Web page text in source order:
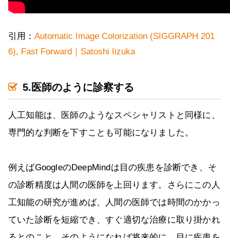
引用： Automatic Image Colorization (SIGGRAPH 201
6), Fast Forward｜Satoshi Iizuka
5.医師のように診察する
人工知能は、医師のようなスペシャリストと同様に、
専門的な判断を下すことも可能になりました。
例えばGoogleのDeepMindは目の疾患を診断でき、そ
の診断精度は人間の医師を上回ります。さらにこの人
工知能の研究が進めば、人間の医師では時間のかかっ
ていた診断を短縮でき、すぐ適切な治療に取り掛かれ